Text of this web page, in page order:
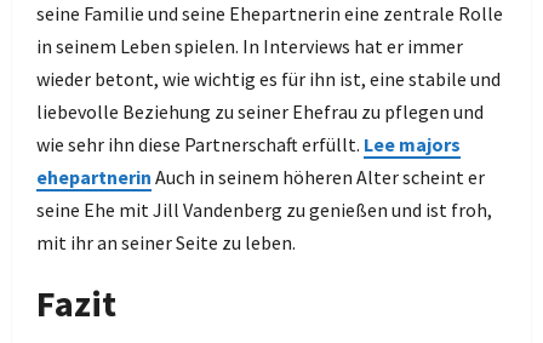
seine Familie und seine Ehepartnerin eine zentrale Rolle
in seinem Leben spielen. In Interviews hat er immer
wieder betont, wie wichtig es für ihn ist, eine stabile und
liebevolle Beziehung zu seiner Ehefrau zu pflegen und
wie sehr ihn diese Partnerschaft erfüllt. Lee majors
ehepartnerin Auch in seinem höheren Alter scheint er
seine Ehe mit Jill Vandenberg zu genießen und ist froh,
mit ihr an seiner Seite zu leben.
Fazit